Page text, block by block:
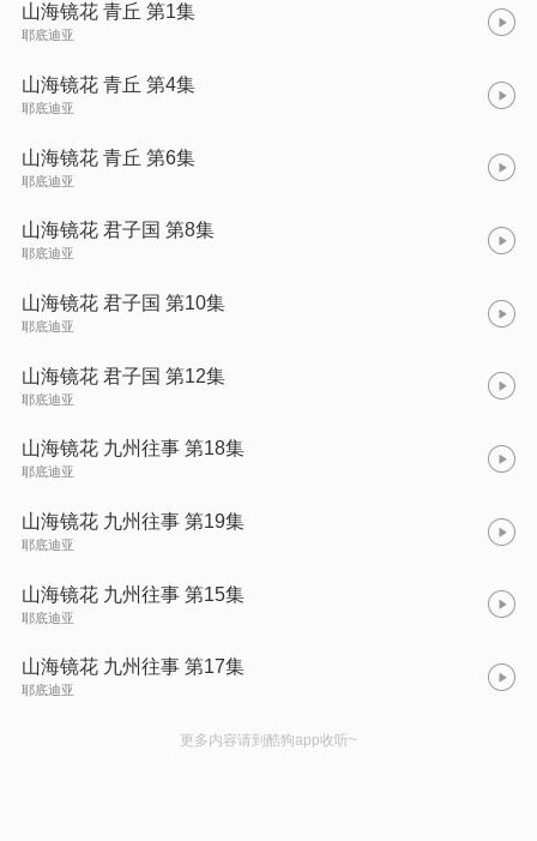
山海镜花 青丘 第1集
耶底迪亚
山海镜花 青丘 第4集
耶底迪亚
山海镜花 青丘 第6集
耶底迪亚
山海镜花 君子国 第8集
耶底迪亚
山海镜花 君子国 第10集
耶底迪亚
山海镜花 君子国 第12集
耶底迪亚
山海镜花 九州往事 第18集
耶底迪亚
山海镜花 九州往事 第19集
耶底迪亚
山海镜花 九州往事 第15集
耶底迪亚
山海镜花 九州往事 第17集
耶底迪亚
更多内容请到酷狗app收听~